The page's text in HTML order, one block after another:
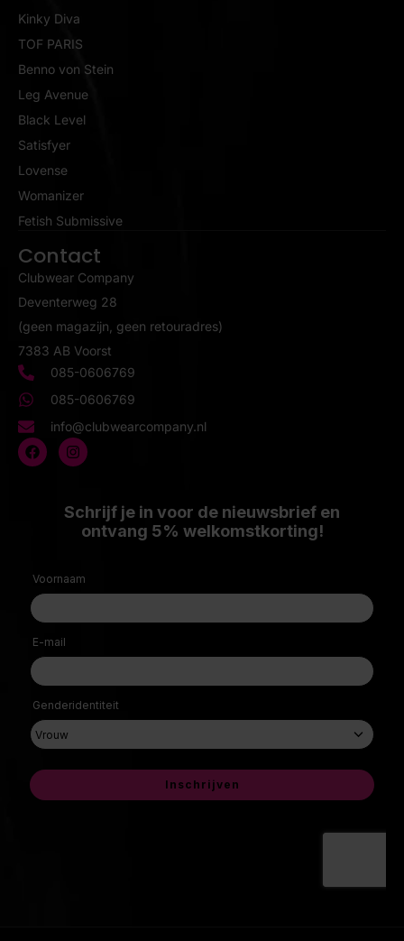
Kinky Diva
TOF PARIS
Benno von Stein
Leg Avenue
Black Level
Satisfyer
Lovense
Womanizer
Fetish Submissive
Contact
Clubwear Company
Deventerweg 28
(geen magazijn, geen retouradres)
7383 AB Voorst
085-0606769
085-0606769
info@clubwearcompany.nl